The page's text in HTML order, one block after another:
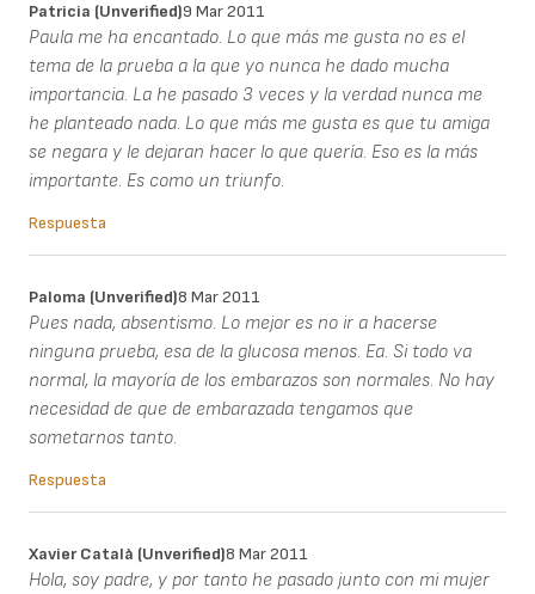
Patricia (unverified)9 Mar 2011
Paula me ha encantado. Lo que más me gusta no es el
tema de la prueba a la que yo nunca he dado mucha
importancia. La he pasado 3 veces y la verdad nunca me
he planteado nada. Lo que más me gusta es que tu amiga
se negara y le dejaran hacer lo que quería. Eso es la más
importante. Es como un triunfo.
Respuesta
Paloma (unverified)8 Mar 2011
Pues nada, absentismo. Lo mejor es no ir a hacerse
ninguna prueba, esa de la glucosa menos. Ea. Si todo va
normal, la mayoría de los embarazos son normales. No hay
necesidad de que de embarazada tengamos que
sometarnos tanto.
Respuesta
Xavier Català (unverified)8 Mar 2011
Hola, soy padre, y por tanto he pasado junto con mi mujer